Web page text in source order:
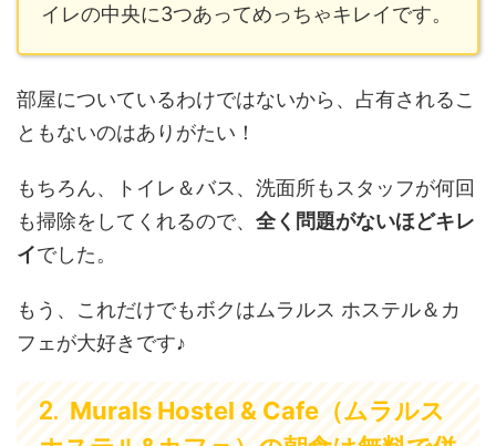
イレの中央に3つあってめっちゃキレイです。
部屋についているわけではないから、占有されるこ
ともないのはありがたい！
もちろん、トイレ＆バス、洗面所もスタッフが何回
も掃除をしてくれるので、 全く問題がないほどキレ
イでした。
もう、これだけでもボクはムラルス ホステル＆カ
フェが大好きです♪
Murals Hostel & Cafe（ムラルス